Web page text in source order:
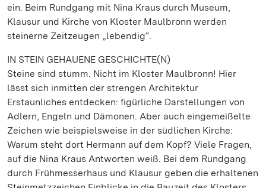
ein. Beim Rundgang mit Nina Kraus durch Museum,
Klausur und Kirche von Kloster Maulbronn werden
steinerne Zeitzeugen „lebendig“.
IN STEIN GEHAUENE GESCHICHTE(N)
Steine sind stumm. Nicht im Kloster Maulbronn! Hier
lässt sich inmitten der strengen Architektur
Erstaunliches entdecken: figürliche Darstellungen von
Adlern, Engeln und Dämonen. Aber auch eingemeißelte
Zeichen wie beispielsweise in der südlichen Kirche:
Warum steht dort Hermann auf dem Kopf? Viele Fragen,
auf die Nina Kraus Antworten weiß. Bei dem Rundgang
durch Frühmesserhaus und Klausur geben die erhaltenen